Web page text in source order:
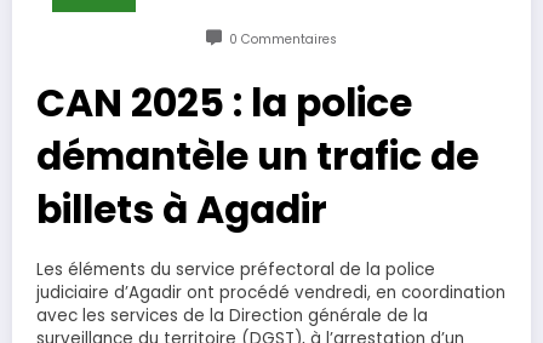
0 Commentaires
CAN 2025 : la police
démantèle un trafic de
billets à Agadir
Les éléments du service préfectoral de la police
judiciaire d’Agadir ont procédé vendredi, en coordination
avec les services de la Direction générale de la